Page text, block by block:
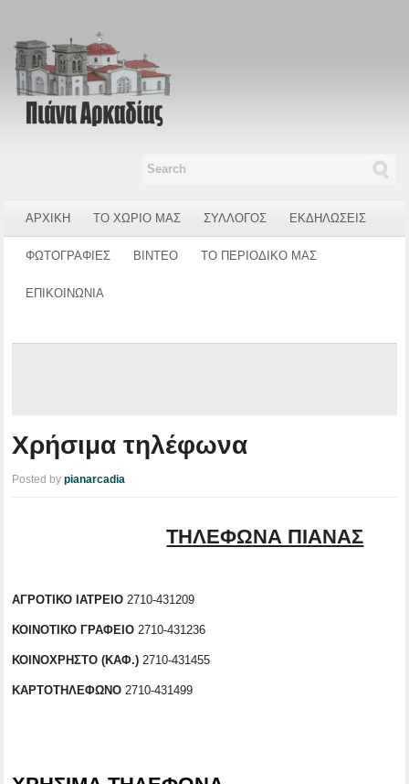
ΑΡΧΙΚΗ ΤΟ ΧΩΡΙΟ ΜΑΣ ΣΥΛΛΟΓΟΣ ΕΚΔΗΛΩΣΕΙΣ
ΦΩΤΟΓΡΑΦΙΕΣ ΒΙΝΤΕΟ ΤΟ ΠΕΡΙΟΔΙΚΟ ΜΑΣ
ΕΠΙΚΟΙΝΩΝΙΑ
Χρήσιμα τηλέφωνα
Posted bypianarcadia
ΤΗΛΕΦΩΝΑ ΠΙΑΝΑΣ
ΑΓΡΟΤΙΚΟ ΙΑΤΡΕΙΟ 2710-431209
ΚΟΙΝΟΤΙΚΟ ΓΡΑΦΕΙΟ 2710-431236
ΚΟΙΝΟΧΡΗΣΤΟ (ΚΑΦ.) 2710-431455
ΚΑΡΤΟΤΗΛΕΦΩΝΟ 2710-431499